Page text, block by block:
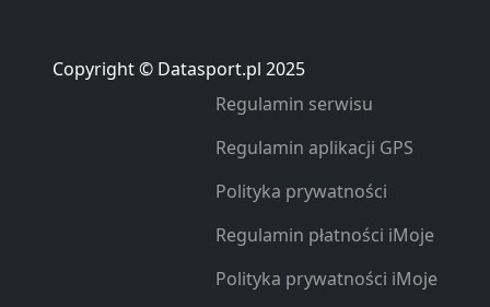
Copyright © Datasport.pl 2025
Regulamin serwisu
Regulamin aplikacji GPS
Polityka prywatności
Regulamin płatności iMoje
Polityka prywatności iMoje